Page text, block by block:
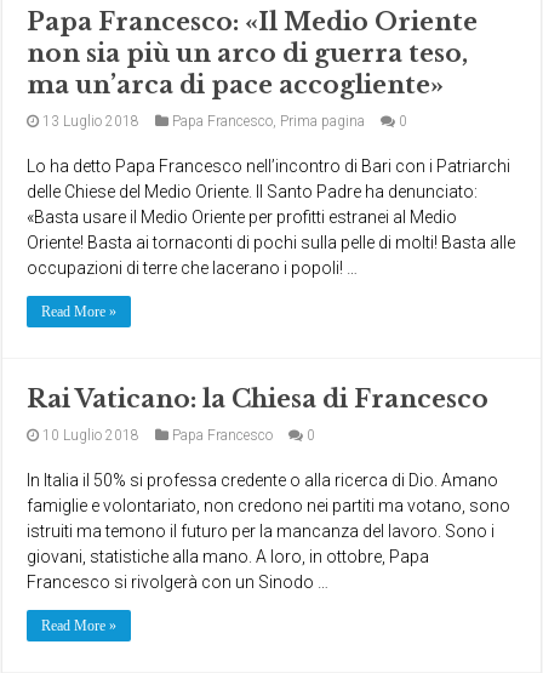
Papa Francesco: «Il Medio Oriente
non sia più un arco di guerra teso,
ma un’arca di pace accogliente»
13 Luglio 2018 Papa Francesco, Prima pagina 0
Lo ha detto Papa Francesco nell’incontro di Bari con i Patriarchi
delle Chiese del Medio Oriente. Il Santo Padre ha denunciato:
«Basta usare il Medio Oriente per profitti estranei al Medio
Oriente! Basta ai tornaconti di pochi sulla pelle di molti! Basta alle
occupazioni di terre che lacerano i popoli! …
Read More »
Rai Vaticano: la Chiesa di Francesco
10 Luglio 2018 Papa Francesco 0
In Italia il 50% si professa credente o alla ricerca di Dio. Amano
famiglie e volontariato, non credono nei partiti ma votano, sono
istruiti ma temono il futuro per la mancanza del lavoro. Sono i
giovani, statistiche alla mano. A loro, in ottobre, Papa
Francesco si rivolgerà con un Sinodo …
Read More »